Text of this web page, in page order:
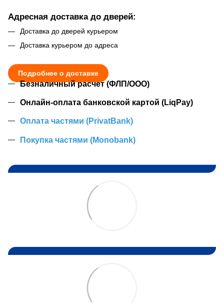
Адресная доставка до дверей:
Доставка до дверей курьером
Доставка курьером до адреса
Подробнее о доставке
Безналичный расчет (ФЛП/ООО)
Онлайн-оплата банковской картой (LiqPay)
Оплата частями (PrivatBank)
Покупка частями (Monobank)